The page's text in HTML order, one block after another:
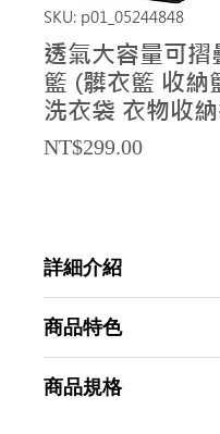
SKU: p01_05244848
透氣大容量可摺
籃 (髒衣籃 收納
洗衣袋 衣物收
NT$299.00Price
詳細介紹
商品特色
折疊設計：節省空間便於
商品規格